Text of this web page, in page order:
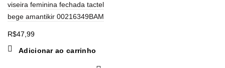
viseira feminina fechada tactel
bege amantikir 00216349BAM
R$47,99
Adicionar ao carrinho